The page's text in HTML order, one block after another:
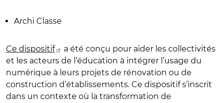
Archi Classe
Ce dispositif
a été conçu pour aider les collectivités
et les acteurs de l’éducation à intégrer l’usage du
numérique à leurs projets de rénovation ou de
construction d’établissements. Ce dispositif s’inscrit
dans un contexte où la transformation de